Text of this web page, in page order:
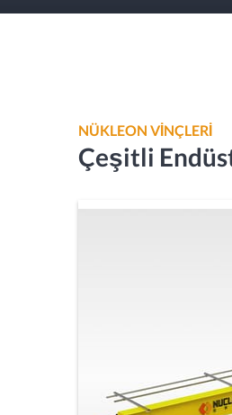
NÜKLEON VİNÇLERİ
Çeşitli